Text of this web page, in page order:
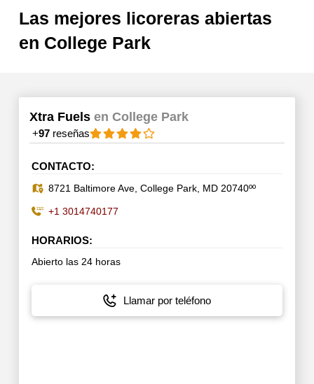
Las mejores licoreras abiertas
en College Park
Xtra Fuels en College Park
+97reseñas
CONTACTO:
8721 Baltimore Ave, College Park, MD 20740ºº
+1 3014740177
HORARIOS:
Abierto las 24 horas
Llamar por teléfono